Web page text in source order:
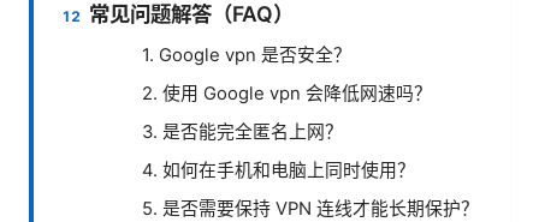
常见问题解答（FAQ）
1. Google vpn 是否安全？
2. 使用 Google vpn 会降低网速吗？
3. 是否能完全匿名上网？
4. 如何在手机和电脑上同时使用？
5. 是否需要保持 VPN 连线才能长期保护？